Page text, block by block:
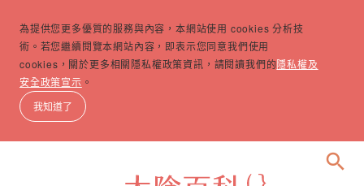
為提供您更多優質的服務與內容，本網站使用 cookies 分析技
術。若您繼續閱覽本網站內容，即表示您同意我們使用
cookies，關於更多相關隱私權政策資訊，請閱讀我們的隱私權及
安全政策宣示 。
我知道了
search